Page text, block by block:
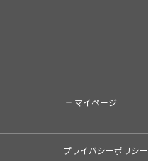
マイページ
プライバシーポリシー